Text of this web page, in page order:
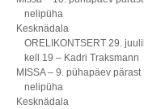
nelipüha
Kesknädala
ORELIKONTSERT 29. juulil
kell 19 – Kadri Traksmann
MISSA – 9. pühapäev pärast
nelipüha
Kesknädala